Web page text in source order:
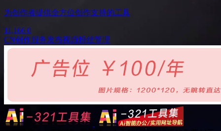
为创作者提供全方位创作支持的工具
11,166 0
CN创作服务发布视频粉丝管理